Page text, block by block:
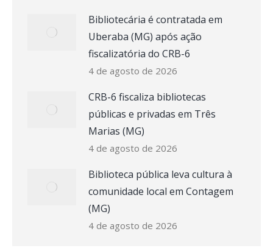
Bibliotecária é contratada em
Uberaba (MG) após ação
fiscalizatória do CRB-6
4 de agosto de 2026
CRB-6 fiscaliza bibliotecas
públicas e privadas em Três
Marias (MG)
4 de agosto de 2026
Biblioteca pública leva cultura à
comunidade local em Contagem
(MG)
4 de agosto de 2026